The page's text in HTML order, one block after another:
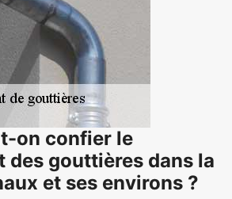
on confier le
des gouttières dans la
et ses environs ?